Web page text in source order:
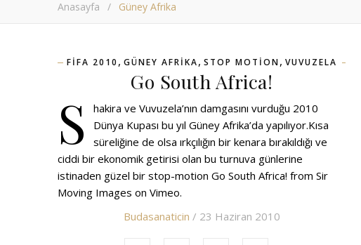
Anasayfa / Güney Afrika
FIFA 2010 , GÜNEY AFRIKA, STOP MOTION, VUVUZELA
Go South Africa!
S
hakira ve Vuvuzela’nın damgasını vurduğu 2010
Dünya Kupası bu yıl Güney Afrika’da yapılıyor.Kısa
süreliğine de olsa ırkçılığın bir kenara bırakıldığı ve
ciddi bir ekonomik getirisi olan bu turnuva günlerine
istinaden güzel bir stop-motion Go South Africa! from Sir
Moving Images on Vimeo.
Budasanaticin / 23 Haziran 2010